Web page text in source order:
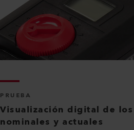
PRUEBA
Visualización digital de
nominales y actuales